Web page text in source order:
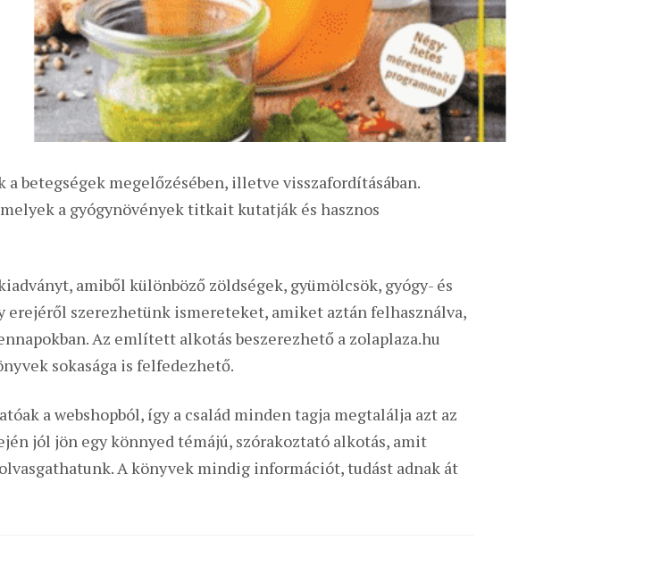
betegségek megelőzésében, illetve visszafordításában.
a gyógynövények titkait kutatják és hasznos
amiből különböző zöldségek, gyümölcsök, gyógy- és
szerezhetünk ismereteket, amiket aztán felhasználva,
Az említett alkotás beszerezhető a zolaplaza.hu
sokasága is felfedezhető.
a webshopból, így a család minden tagja megtalálja azt az
jól jön egy könnyed témájú, szórakoztató alkotás, amit
A könyvek mindig információt, tudást adnak át